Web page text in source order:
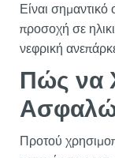
Είναι
προσοχή σε
νεφρική
Πώς να
Προτού